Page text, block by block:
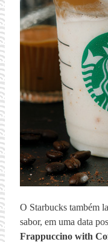
O Starbucks também
sabor, em uma data
Frappuccino with